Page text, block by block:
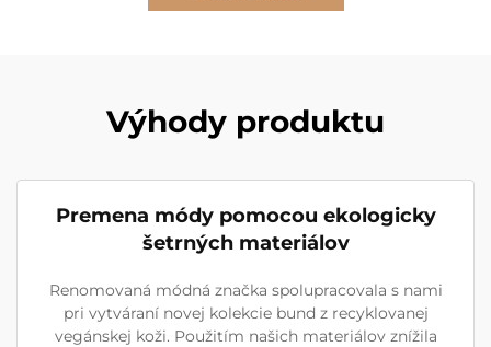
Výhody produktu
Premena módy pomocou ekologicky
šetrných materiálov
Renomovaná módná značka spolupracovala s nami
pri vytváraní novej kolekcie bund z recyklovanej
vegánskej koži. Použitím našich materiálov znížila